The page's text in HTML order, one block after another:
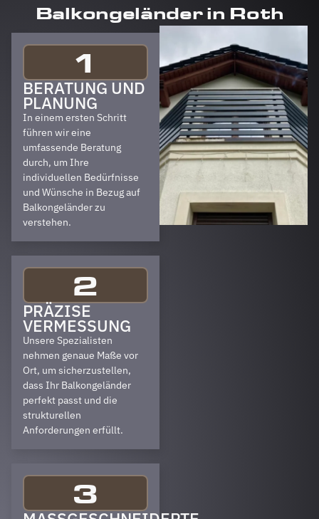
Balkongeländer in Roth
1
BERATUNG UND
PLANUNG
In einem ersten Schritt
führen wir eine
umfassende Beratung
durch, um Ihre
individuellen Bedürfnisse
und Wünsche in Bezug auf
Balkongeländer zu
verstehen.
2
PRÄZISE
VERMESSUNG
Unsere Spezialisten
nehmen genaue Maße vor
Ort, um sicherzustellen,
dass Ihr Balkongeländer
perfekt passt und die
strukturellen
Anforderungen erfüllt.
3